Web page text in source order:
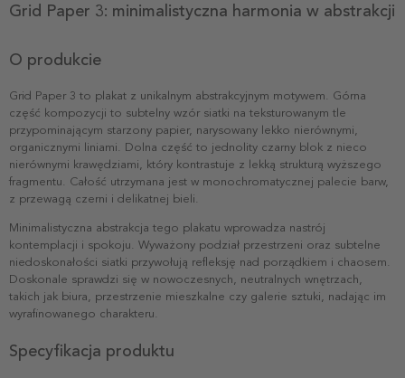
Grid Paper 3: minimalistyczna harmonia w abstrakcji
O produkcie
Grid Paper 3 to plakat z unikalnym abstrakcyjnym motywem. Górna
część kompozycji to subtelny wzór siatki na teksturowanym tle
przypominającym starzony papier, narysowany lekko nierównymi,
organicznymi liniami. Dolna część to jednolity czarny blok z nieco
nierównymi krawędziami, który kontrastuje z lekką strukturą wyższego
fragmentu. Całość utrzymana jest w monochromatycznej palecie barw,
z przewagą czerni i delikatnej bieli.
Minimalistyczna abstrakcja tego plakatu wprowadza nastrój
kontemplacji i spokoju. Wyważony podział przestrzeni oraz subtelne
niedoskonałości siatki przywołują refleksję nad porządkiem i chaosem.
Doskonale sprawdzi się w nowoczesnych, neutralnych wnętrzach,
takich jak biura, przestrzenie mieszkalne czy galerie sztuki, nadając im
wyrafinowanego charakteru.
Specyfikacja produktu